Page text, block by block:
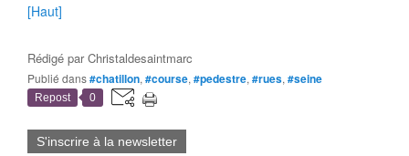
[Haut]
Rédigé parChristaldesaintmarc
Publié dans#chatillon, #course, #pedestre, #rues, #seine
Repost 0
S'inscrire à la newsletter